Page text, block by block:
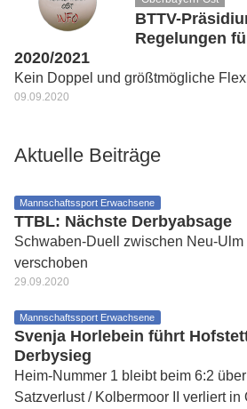
BTTV-
Regelungen
2020/2021
Kein Doppel und größtmögliche
09.09.2020
Aktuelle Beiträge
Mannschaftssport Erwachsene
TTBL: Nächste Derbyabsage
Schwaben-Duell zwischen Neu-
verschoben
29.09.2020
Mannschaftssport Erwachsene
Svenja Horlebein führt
Derbysieg
Heim-Nummer 1 bleibt beim 6:2
Satzverlust / Kolbermoor II verliert in